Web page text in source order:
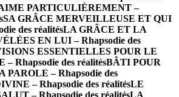
PARTICULIÈREMENT –
SA GRÂCE MERVEILLEUSE ET QUI
des réalitésLA GRÂCE ET LA
EN LUI – Rhapsodie des
ESSENTIELLES POUR LE
Rhapsodie des réalitésBÂTI POUR
PAROLE – Rhapsodie des
– Rhapsodie des réalitésLE
– Rhapsodie des réalitésLA